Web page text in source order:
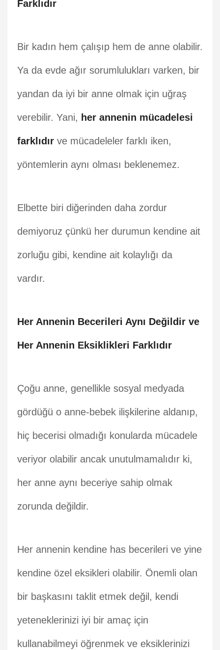
Farklıdır
Bir kadın hem çalışıp hem de anne olabilir.
Ya da evde ağır sorumlulukları varken, bir
yandan da iyi bir anne olmak için uğraş
verebilir. Yani, her annenin mücadelesi
farklıdır ve mücadeleler farklı iken,
yöntemlerin aynı olması beklenemez.
Elbette biri diğerinden daha zordur
demiyoruz çünkü her durumun kendine ait
zorluğu gibi, kendine ait kolaylığı da
vardır.
Her Annenin Becerileri Aynı Değildir ve
Her Annenin Eksiklikleri Farklıdır
Çoğu anne, genellikle sosyal medyada
gördüğü o anne-bebek ilişkilerine aldanıp,
hiç becerisi olmadığı konularda mücadele
veriyor olabilir ancak unutulmamalıdır ki,
her anne aynı beceriye sahip olmak
zorunda değildir.
Her annenin kendine has becerileri ve yine
kendine özel eksikleri olabilir. Önemli olan
bir başkasını taklit etmek değil, kendi
yeteneklerinizi iyi bir amaç için
kullanabilmeyi öğrenmek ve eksiklerinizi